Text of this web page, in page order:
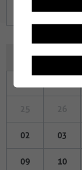
26
02 03
09 10